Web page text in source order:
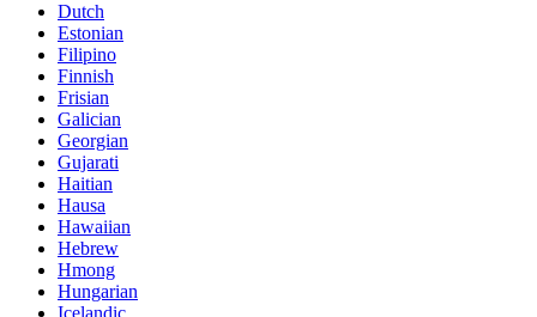
Dutch
Estonian
Filipino
Finnish
Frisian
Galician
Georgian
Gujarati
Haitian
Hausa
Hawaiian
Hebrew
Hmong
Hungarian
Icelandic